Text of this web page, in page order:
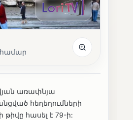
համար
առափնյա
հեղեղումների
հասել է 79-ի: